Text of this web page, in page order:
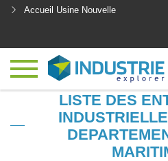
Accueil Usine Nouvelle
LISTE DES